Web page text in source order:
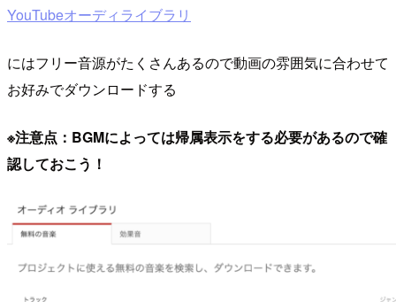
YouTubeオーディライブラリ
にはフリー音源がたくさんあるので動画の雰囲気に合わせて
お好みでダウンロードする
※注意点：BGMによっては帰属表示をする必要があるので確
認しておこう！